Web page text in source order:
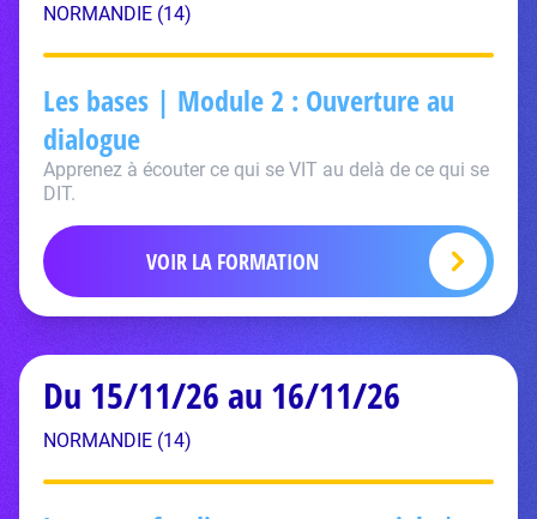
NORMANDIE (14)
Les bases | Module 2 : Ouverture au
dialogue
Apprenez à écouter ce qui se VIT au delà de ce qui se
DIT.
VOIR LA FORMATION
Du 15/11/26 au 16/11/26
NORMANDIE (14)